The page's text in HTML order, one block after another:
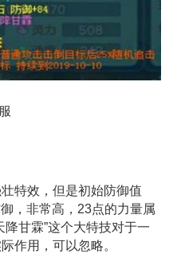
特效，但是初始防御值
，非常高，23点的力量属
甘霖”这个大特技对于一
作用，可以忽略。